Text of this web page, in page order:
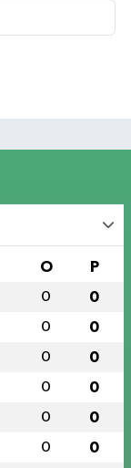
O P
0 0
0 0
0 0
0 0
0 0
0 0